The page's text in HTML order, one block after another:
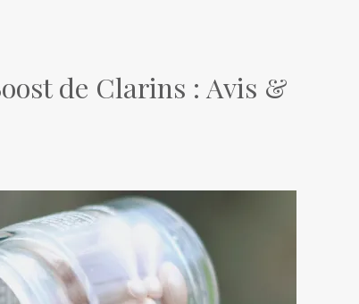
de Clarins : Avis &